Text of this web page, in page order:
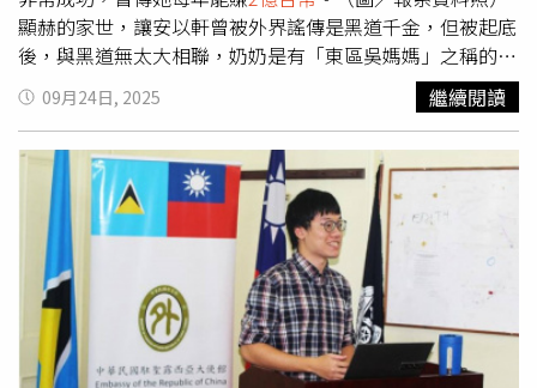
及挑戰協拍機智難題獲得禮物，贊助廠商阿榮影業股份有限
公司也將提供業界專業燈光及攝影器材，供民眾實際體驗，
沉浸在影片拍攝的臨場感中，同時，展覽亦將展出製片組多
年累積的拍攝場景資料庫、協拍行政流程與國內外合製案
例，揭示幕後的專業運作過程。從劇組前期勘景、行政協
調、交通管制到拍攝完成，每一環節都反映出台北作為「影
視友善城市」的努力與實踐。展覽資訊展覽名稱｜拍台北影
視特展《造夢之城—台北幕後故事》展覽地點｜北投中心新
村（臺北市北投區新民路22巷9號）展覽期間｜2025年11月
15日（六）至12月7日（日）1000-1730（周一休館）主辦
單位｜台北市電影委員會合辦單位｜北投中心新村
年最賣座的台灣電影。首度進榜的新片包括吉澤亮、橫浜流
星主演的《國寶》，該片極致呈現日本傳統歌舞伎的文化精
神與藝術美學，不但將代表日本角逐2026年奧斯卡最佳國
際電影，更將挑戰日本真人電影的最高票房紀錄，目前暫居
第6名。另一部入榜新片則是TWICE 出道10周年的紀念電影
《ONE IN A MILL10N》，目前排名第9。
顯赫的家世，讓安以軒曾被外界謠傳是黑道千金，但被起底
後，與黑道無太大相聯，奶奶是有「東區吳媽媽」之稱的知
名大地主，姑姑則是忠孝東路四段的「茶街一姐」，父親經
營的保全公司更是遍及全台。嫁給陳榮煉後，安以軒生活更
攝自安以軒微博）而安以軒本身的賺錢能力也無庸置疑，早
年在大陸發展順遂，平均年收入達2億元台幣，她也在親友
耳濡目染下早早學會投資，買店面出租，每月靠收租就有百
萬元進帳，生活無虞。幾年前，曾傳出她因為老公入獄，必
須復出拋頭露面養家，如今看來，她的經濟狀況完全無需誰
來操心。安以軒的社群沒有更新任何新動態的狀況已經許
久。（圖／翻攝自安以軒微博）過去安以軒總被聯想到豪
奢，她過去就曝光了不少奢華事蹟，包括結婚戒指總價高達
09月24日, 2025 繼續閱讀